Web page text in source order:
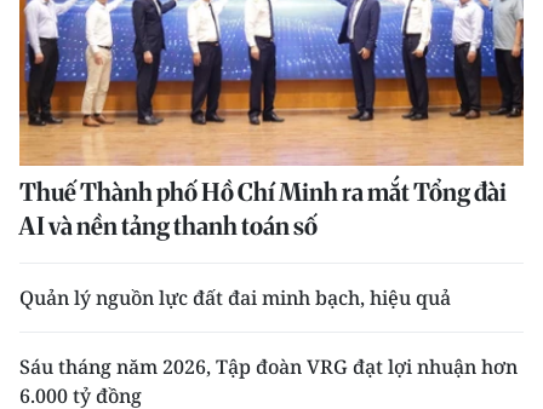
Thuế Thành phố Hồ Chí Minh ra mắt Tổng đài
AI và nền tảng thanh toán số
Quản lý nguồn lực đất đai minh bạch, hiệu quả
Sáu tháng năm 2026, Tập đoàn VRG đạt lợi nhuận hơn
6.000 tỷ đồng